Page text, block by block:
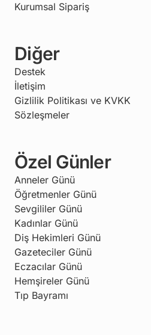
Kurumsal Sipariş
Diğer
Destek
İletişim
Gizlilik Politikası ve KVKK
Sözleşmeler
Özel Günler
Anneler Günü
Öğretmenler Günü
Sevgililer Günü
Kadınlar Günü
Diş Hekimleri Günü
Gazeteciler Günü
Eczacılar Günü
Hemşireler Günü
Tıp Bayramı